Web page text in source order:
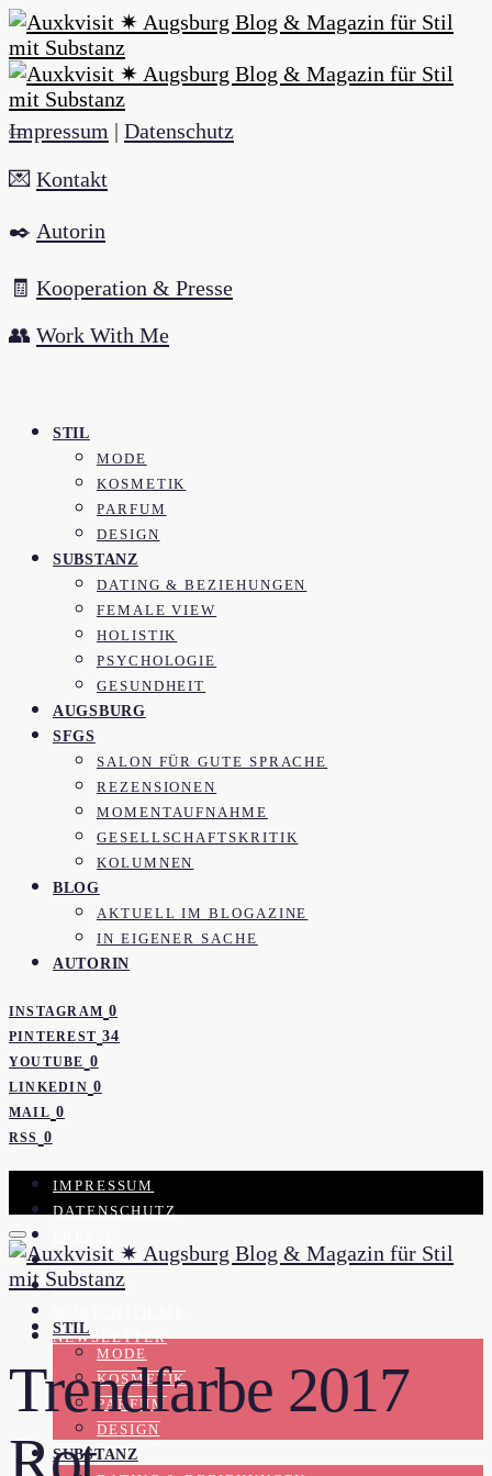
Impressum | Datenschutz
💌 Kontakt
✒️ Autorin
🧾 Kooperation & Presse
👥 Work With Me
STIL
MODE
KOSMETIK
PARFUM
DESIGN
SUBSTANZ
DATING & BEZIEHUNGEN
FEMALE VIEW
HOLISTIK
PSYCHOLOGIE
GESUNDHEIT
AUGSBURG
SFGS
SALON FÜR GUTE SPRACHE
REZENSIONEN
MOMENTAUFNAHME
GESELLSCHAFTSKRITIK
KOLUMNEN
BLOG
AKTUELL IM BLOGAZINE
IN EIGENER SACHE
AUTORIN
INSTAGRAM 0
PINTEREST 34
YOUTUBE 0
LINKEDIN 0
MAIL 0
RSS 0
IMPRESSUM
DATENSCHUTZ
KOOPERATION
KONTAKT
NEWSLETTER
STIL
MODE
KOSMETIK
PARFUM
DESIGN
SUBSTANZ
Trendfarbe 2017
Rot